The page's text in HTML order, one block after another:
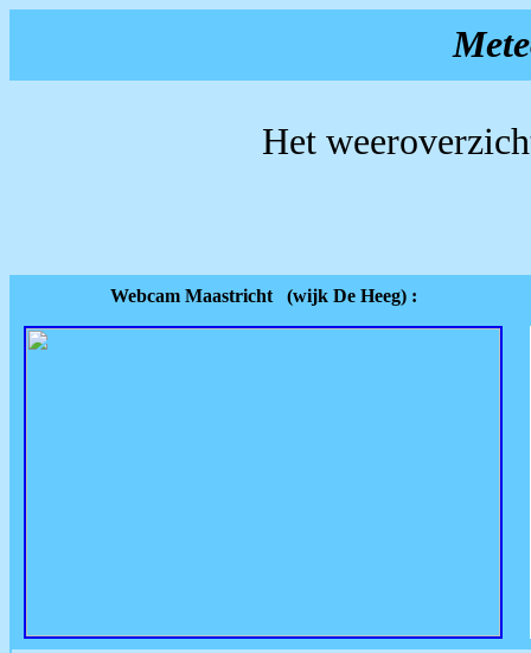
Het
Webcam Maastricht (wijk De Heeg) :